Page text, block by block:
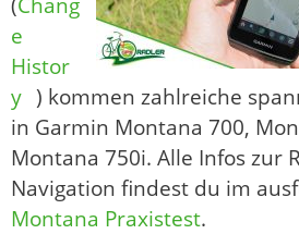
e
Histor
y ) kommen zahlreiche
in Garmin Montana 700,
Montana 750i. Alle Infos zur
Navigation findest du im
Montana Praxistest.